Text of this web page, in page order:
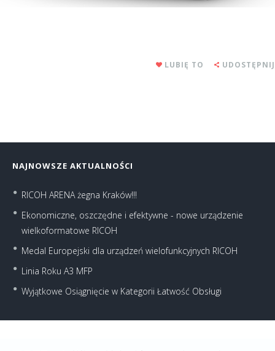
LUBIĘ TO UDOSTĘPNIJ
NAJNOWSZE AKTUALNOŚCI
RICOH ARENA żegna Kraków!!!
Ekonomiczne, oszczędne i efektywne - nowe urządzenie
wielkoformatowe RICOH
Medal Europejski dla urządzeń wielofunkcyjnych RICOH
Linia Roku A3 MFP
Wyjątkowe Osiągnięcie w Kategorii Łatwość Obsługi